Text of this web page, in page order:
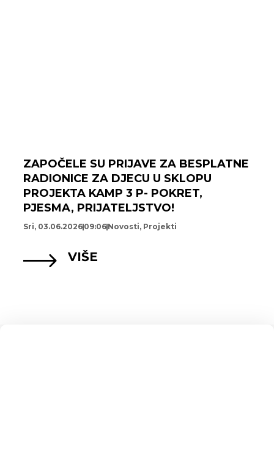
ZAPOČELE SU PRIJAVE ZA BESPLATNE
RADIONICE ZA DJECU U SKLOPU
PROJEKTA KAMP 3 P- POKRET,
PJESMA, PRIJATELJSTVO!
Sri, 03.06.2026 09:06 Novosti, Projekti
VIŠE